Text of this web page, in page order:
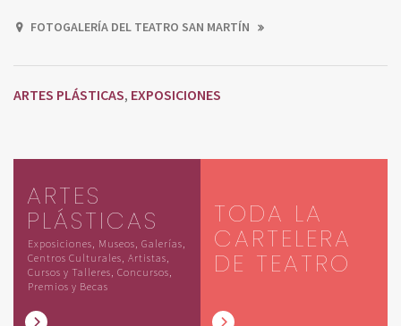
FOTOGALERÍA DEL TEATRO SAN MARTÍN
ARTES PLÁSTICAS, EXPOSICIONES
ARTES
PLÁSTICAS
Exposiciones, Museos, Galerías,
Centros Culturales, Artistas,
Cursos y Talleres, Concursos,
Premios y Becas
TODA LA
CARTELERA
DE TEATRO